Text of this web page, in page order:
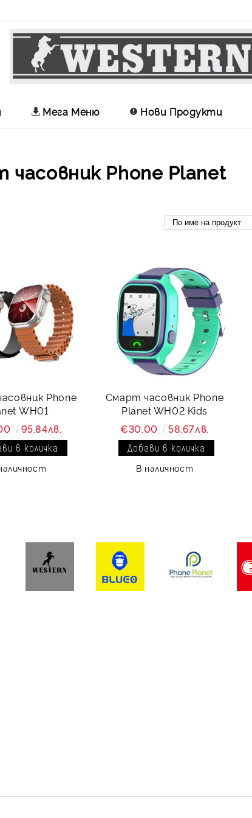
Мега Меню Нови Продукти
часовник Phone Planet
Phone
Planet WH01
95.84лв.
Смарт часовник Phone
Planet WH02 Kids
€30.00
58.67лв.
В наличност